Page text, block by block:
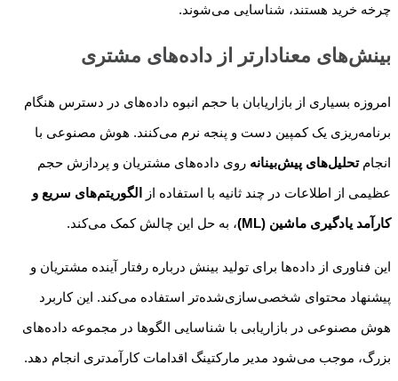
چرخه خرید هستند، شناسایی می‌شوند.
بینش‌های معنادارتر از داده‌های مشتری
امروزه بسیاری از بازاریابان با حجم انبوه داده‌های در دسترس هنگام
برنامه‌ریزی یک کمپین دست و پنجه نرم می‌کنند. هوش مصنوعی با
انجامتحلیل‌های پیش‌بینانه روی داده‌های مشتریان و پردازش حجم
عظیمی از اطلاعات در چند ثانیه با استفاده از
الگوریتم‌های سریع و
کارآمد یادگیری ماشین (ML)
، به حل این چالش کمک می‌کند.
این فناوری از داده‌ها برای تولید بینش درباره رفتار آینده مشتریان و
پیشنهاد محتوای شخصی‌سازی‌شده‌تر استفاده می‌کند. این کاربرد
هوش مصنوعی در بازاریابی با شناسایی الگوها در مجموعه‌ داده‌های
بزرگ، موجب می‌شود مدیر مارکتینگ اقدامات کارآمدتری انجام دهد.